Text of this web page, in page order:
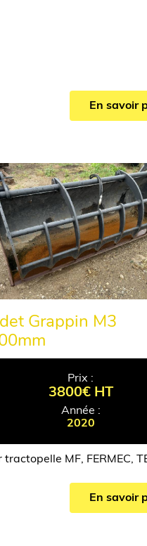
En savoir
Grappin M3
Prix :
3800€ HT
Année :
2020
tractopelle MF, FERMEC,
En savoir